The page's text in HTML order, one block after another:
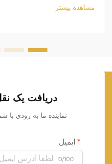
مشاهده بیشتر
دریافت یک
نماینده ما به زودی
ایمیل
0/100